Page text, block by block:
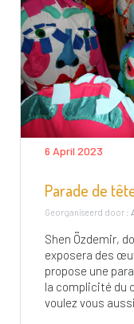
6 April 2023
Parade de
Georganiseerd door :
Shen Özdemir,
exposera des
propose une
la complicité du
voulez vous